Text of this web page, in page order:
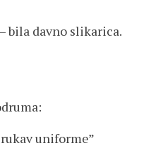
bila davno slikarica.
uniforme”